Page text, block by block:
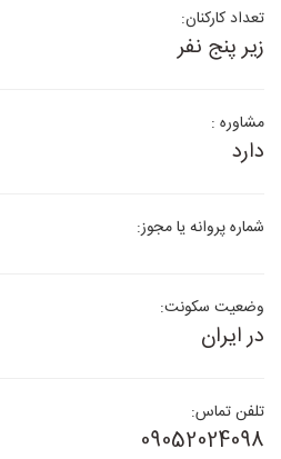
تعداد کارکنان:
زیر پنج نفر
مشاوره :
دارد
شماره پروانه یا مجوز:
وضعیت سکونت:
در ایران
تلفن تماس:
09052024098